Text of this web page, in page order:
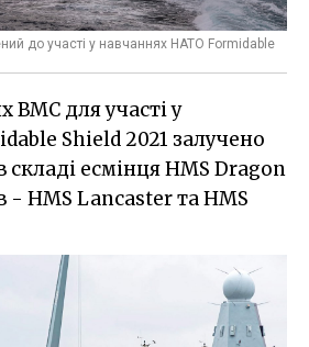
до участі у навчаннях НАТО Formidable
ВМС для участі у
Shield 2021 залучено
складі есмінця HMS Dragon
- HMS Lancaster та HMS